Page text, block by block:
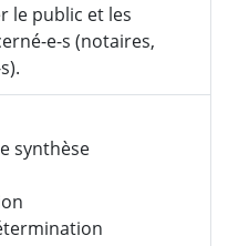
le public et les
e-s (notaires,
synthèse